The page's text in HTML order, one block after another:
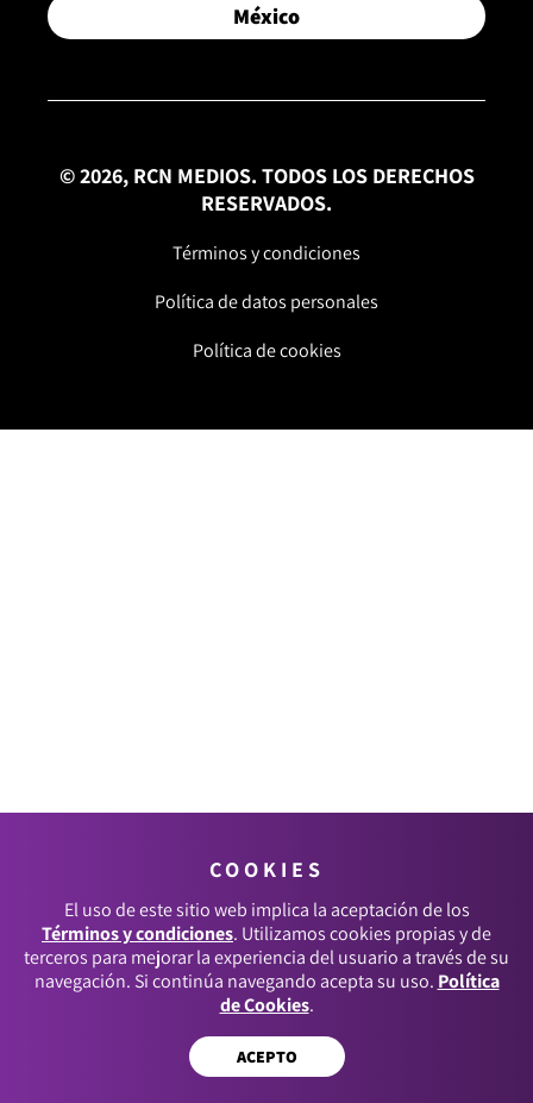
México
© 2026, RCN MEDIOS. TODOS LOS DERECHOS
RESERVADOS.
Términos y condiciones
Política de datos personales
Política de cookies
COOKIES
El uso de este sitio web implica la aceptación de los
Términos y condiciones. Utilizamos cookies propias y de
terceros para mejorar la experiencia del usuario a través de su
navegación. Si continúa navegando acepta su uso. Política
de Cookies.
ACEPTO